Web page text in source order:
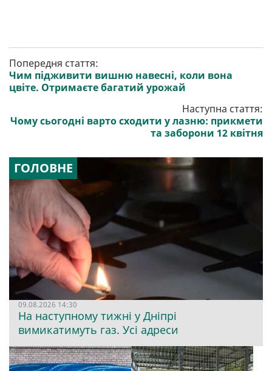
Попередня стаття:
Чим підживити вишню навесні, коли вона
цвіте. Отримаєте багатий урожай
Наступна стаття:
Чому сьогодні варто сходити у лазню: прикмети
та заборони 12 квітня
ГОЛОВНЕ
09.08.2026 14:30
На наступному тижні у Дніпрі
вимикатимуть газ. Усі адреси